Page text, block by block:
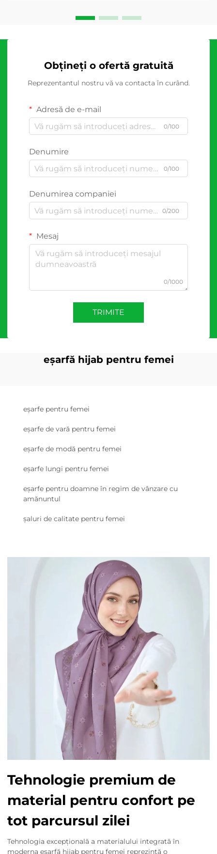
Obțineți o ofertă gratuită
Reprezentantul nostru vă va contacta în curând.
Adresă de e-mail
0/100
Denumire
0/100
Denumirea companiei
0/200
Mesaj
0/1000
TRIMITE
eșarfă hijab pentru femei
eșarfe pentru femei
eșarfe de vară pentru femei
eșarfe de modă pentru femei
eșarfe lungi pentru femei
eșarfe pentru doamne în regim de vânzare cu
amănuntul
șaluri de calitate pentru femei
Tehnologie premium de
material pentru confort pe
tot parcursul zilei
Tehnologia excepțională a materialului integrată în
moderna eșarfă hijab pentru femei reprezintă o